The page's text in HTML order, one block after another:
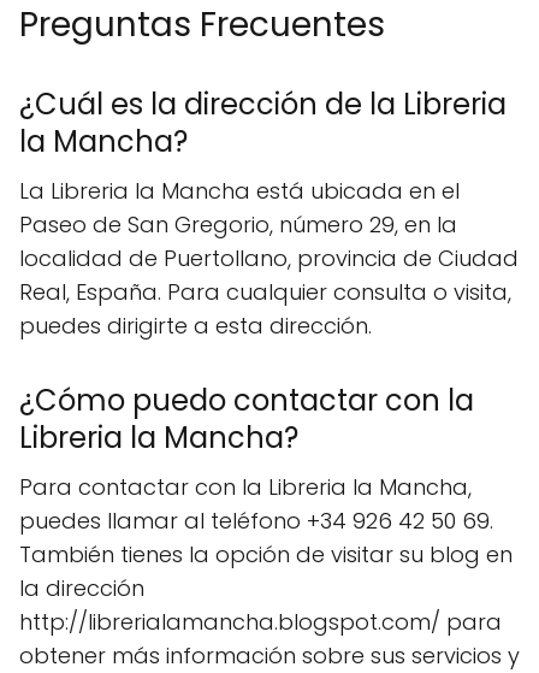
Preguntas Frecuentes
¿Cuál es la dirección de la Libreria
la Mancha?
La Libreria la Mancha está ubicada en el
Paseo de San Gregorio, número 29, en la
localidad de Puertollano, provincia de Ciudad
Real, España. Para cualquier consulta o visita,
puedes dirigirte a esta dirección.
¿Cómo puedo contactar con la
Libreria la Mancha?
Para contactar con la Libreria la Mancha,
puedes llamar al teléfono +34 926 42 50 69.
También tienes la opción de visitar su blog en
la dirección
http://librerialamancha.blogspot.com/ para
obtener más información sobre sus servicios y